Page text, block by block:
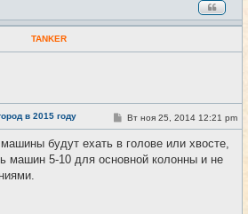
TANKER
в 2015 году #22
С
о
б
щ
Вт ноя 25, 2014 12:21 pm
машины будут ехать в голове или хвосте,
машин 5-10 для основной колонны и не